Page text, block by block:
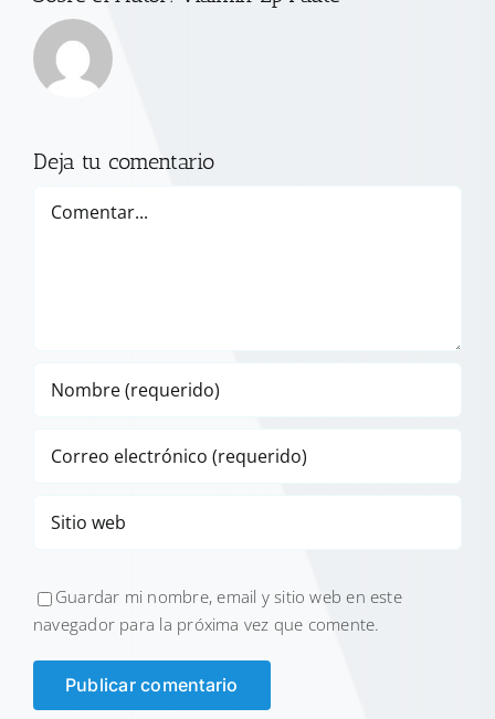
Deja tu comentario
Guardar mi nombre, email y sitio web en este
navegador para la próxima vez que comente.